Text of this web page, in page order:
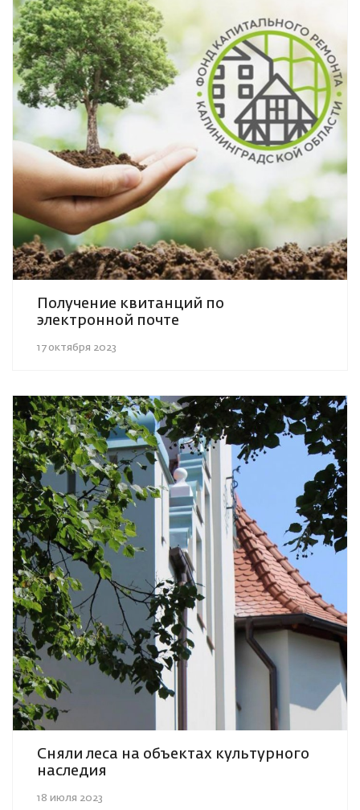
Получение квитанций по
электронной почте
17 октября 2023
Сняли леса на объектах культурного
наследия
18 июля 2023